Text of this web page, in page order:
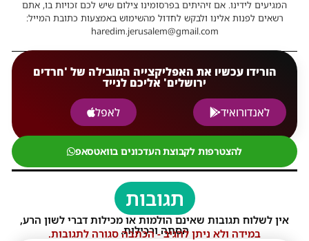
המגיעים לידינו. אם זיהיתים בפרסומינו צילום שיש לכם זכויות בו, אתם
רשאים לפנות אלינו ולבקש לחדול מהשימוש באמצעות כתובת המייל:
haredim.jerusalem@gmail.com
הורידו עכשיו את האפליקצייה המובילה של 'חרדים
ירושלים' אליכם לנייד
לאנדורואיד
לאפל
להצטרפות לקבוצת העדכונים בוואטסאפ
תגובות
אין לשלוח תגובות שאינם הולמות או מכילות דברי לשון הרע,
הסתה ורכילות.
במידה ולא ניתן להגיב - הכתבה סגורה לתגובות.